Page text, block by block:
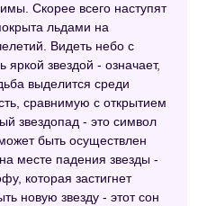
Скорее всего наступят
льдами на
Видеть небо с
звездой - означает,
выделится среди
сравнимую с открытием
звездопад - это символ
быть осуществлен
месте падения звезды -
которая застигнет
новую звезду - этот сон